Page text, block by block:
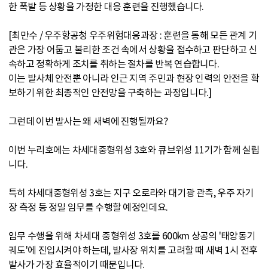
한 폭발 등 상황을 가정한 대응 훈련을 진행했습니다.
[최만수 / 우주항공청 우주위험대응과장 : 훈련을 통해 모든 관계 기
관은 가장 어둡고 불리한 조건 속에서 상황을 접수하고 판단하고 신
속하고 정확하게 조치를 취하는 절차를 반복 연습합니다.
이는 발사체 안전뿐 아니라 인근 지역 주민과 현장 인력의 안전을 확
보하기 위한 최종적인 안전망을 구축하는 과정입니다.]
그런데 이번 발사는 왜 새벽에 진행될까요?
이번 누리호에는 차세대중형위성 3호와 큐브위성 11기가 함께 실립
니다.
특히 차세대중형위성 3호는 지구 오로라와 대기광 관측, 우주 자기
장 측정 등 정밀 임무를 수행할 예정인데요.
임무 수행을 위해 차세대 중형위성 3호를 600km 상공의 '태양동기
궤도'에 진입시켜야 하는데, 발사장 위치를 고려할 때 새벽 1시 전후
발사가 가장 효율적이기 때문입니다.